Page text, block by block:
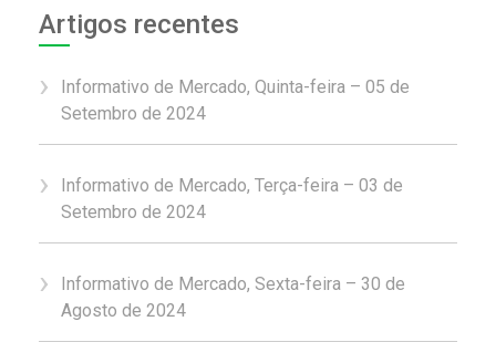
Artigos recentes
Informativo de Mercado, Quinta-feira – 05 de
Setembro de 2024
Informativo de Mercado, Terça-feira – 03 de
Setembro de 2024
Informativo de Mercado, Sexta-feira – 30 de
Agosto de 2024